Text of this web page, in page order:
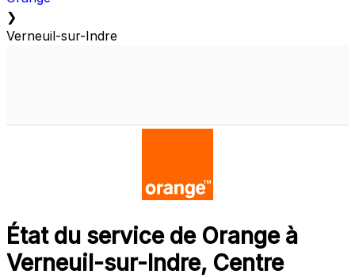
❯
Verneuil-sur-Indre
État du service de Orange à
Verneuil-sur-Indre, Centre